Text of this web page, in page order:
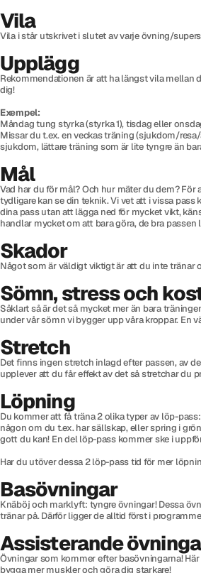
Vila
Vila i står utskrivet i slutet av varje övning/
Upplägg
Rekommendationen är att ha längst vila mellan
dig!
Exempel:
Måndag tung styrka (styrka 1), tisdag eller
Missar du t.ex. en veckas träning (sjukdom/
sjukdom, lättare träning som är lite tyngre än
Mål
Vad har du för mål? Och hur mäter du dem?
tydligare kan se din teknik. Vi vet att i vissa
dina pass utan att lägga ned för mycket vikt,
handlar mycket om att bara göra, de bra
Skador
Något som är väldigt viktigt är att du inte tränar
Sömn, stress och
Såklart så är det så mycket mer än bara
under vår sömn vi bygger upp våra kroppar. En
Stretch
Det finns ingen stretch inlagd efter passen, av
upplever att du får effekt av det så stretchar du
Löpning
Du kommer att få träna 2 olika typer av löp-
någon om du t.ex. har sällskap, eller spring i
gott du kan! En del löp-pass kommer ske i
Har du utöver dessa 2 löp-pass tid för mer
Basövningar
Knäböj och marklyft: tyngre övningar! Dessa
tränar på. Därför ligger de alltid först i
Assisterande
Övningar som kommer efter basövningarna!
bygga mer muskler och göra dig starkare!